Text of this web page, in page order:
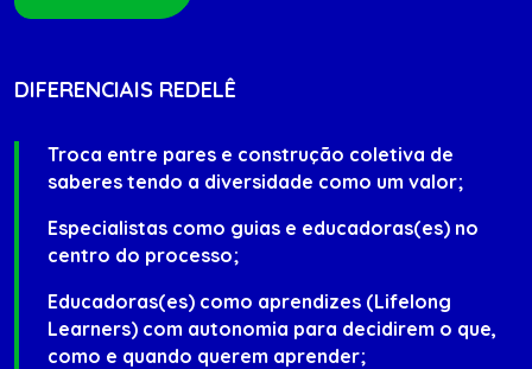
DIFERENCIAIS REDELÊ
Troca entre pares e construção coletiva de
saberes tendo a diversidade como um valor;
Especialistas como guias e educadoras(es) no
centro do processo;
Educadoras(es) como aprendizes (Lifelong
Learners) com autonomia para decidirem o que,
como e quando querem aprender;